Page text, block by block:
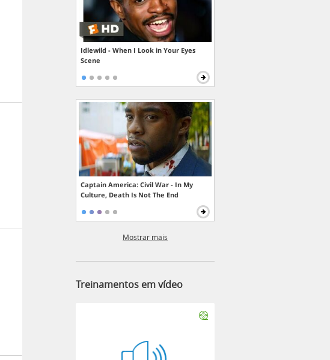
Idlewild - When I Look in Your Eyes
Scene
Captain America: Civil War - In My
Culture, Death Is Not The End
Mostrar mais
Treinamentos em vídeo